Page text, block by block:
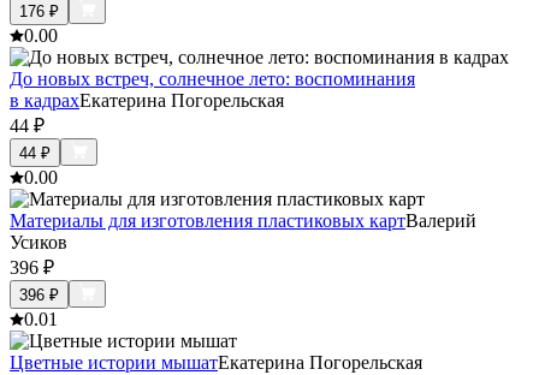
176 ₽
0.00
До новых встреч, солнечное лето: воспоминания
в кадрахЕкатерина Погорельская
44 ₽
44 ₽
0.00
Материалы для изготовления пластиковых картВалерий
Усиков
396 ₽
396 ₽
0.01
Цветные истории мышатЕкатерина Погорельская